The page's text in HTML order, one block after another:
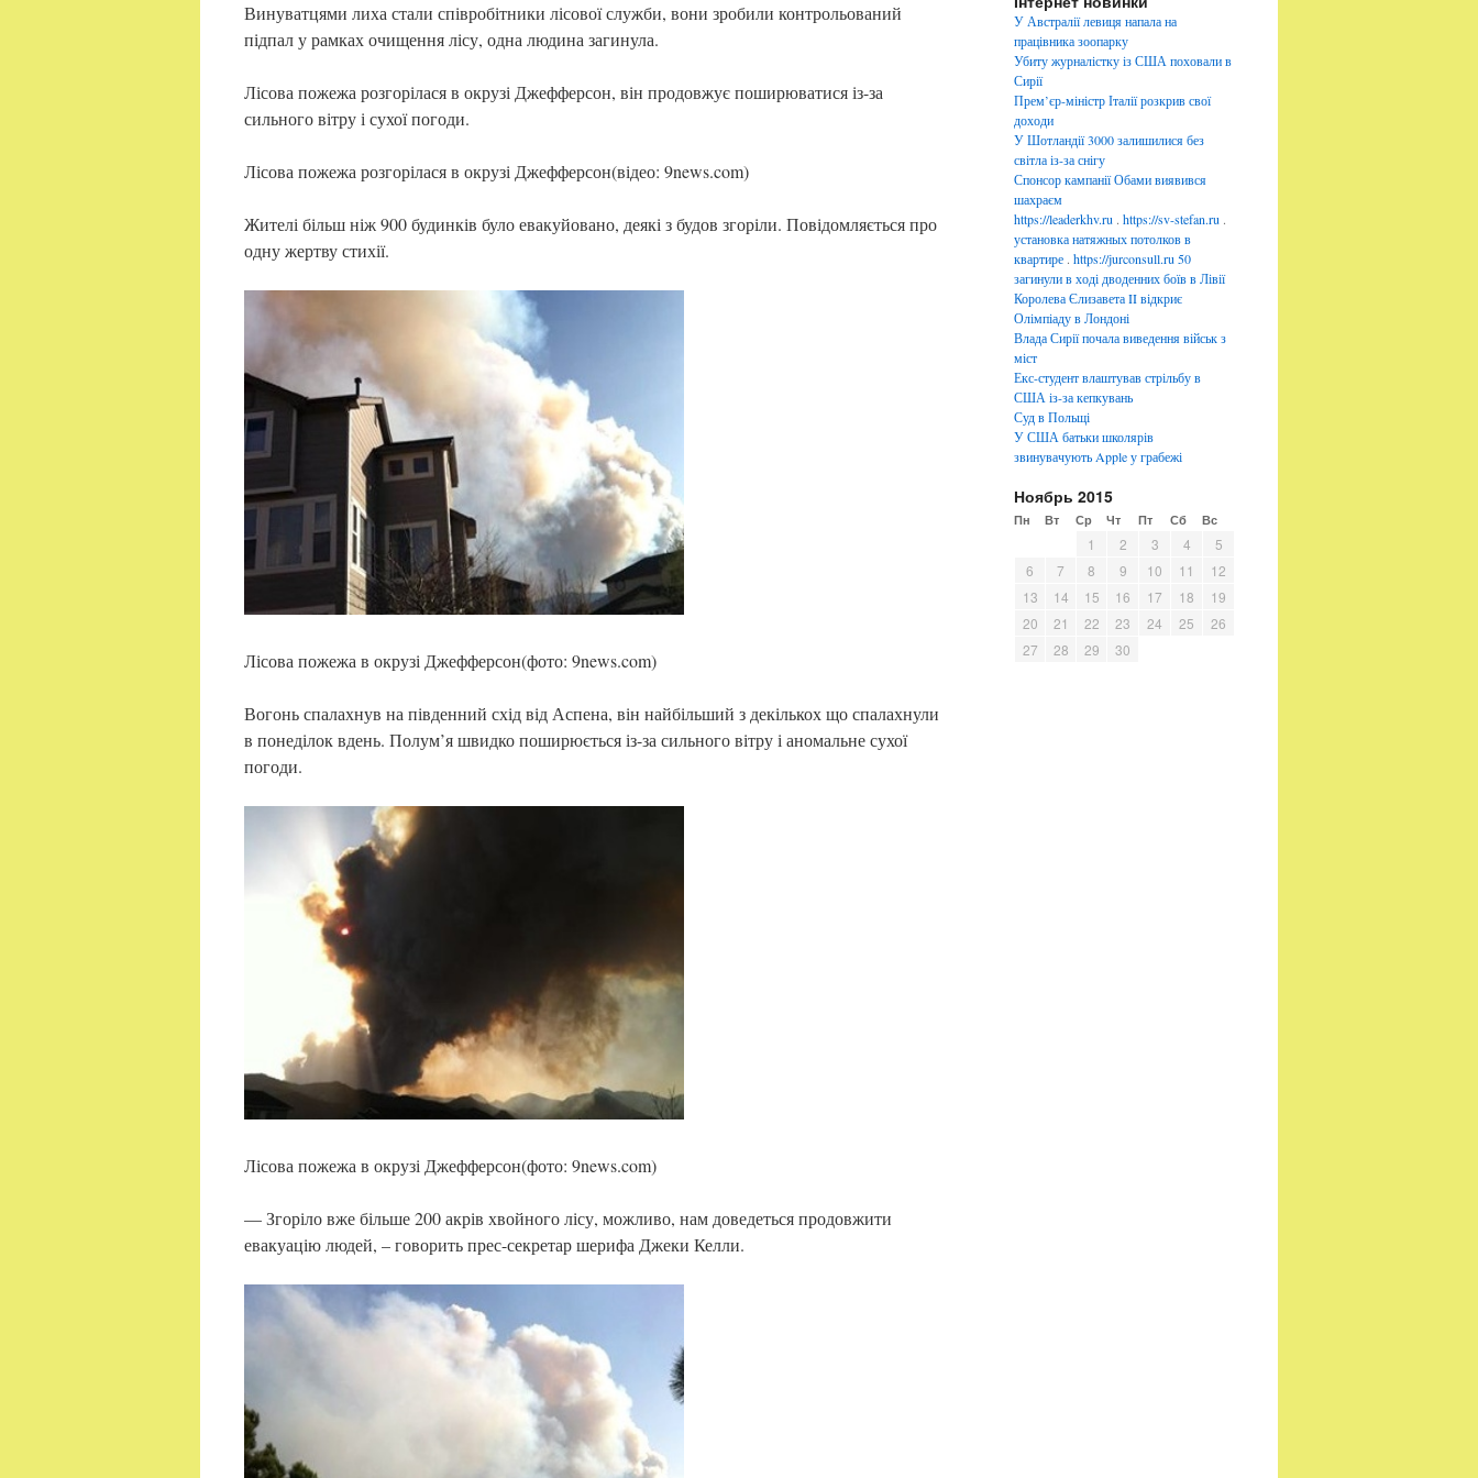
Винуватцями лиха стали співробітники лісової служби, вони зробили контрольований
підпал у рамках очищення лісу, одна людина загинула.
Лісова пожежа розгорілася в окрузі Джефферсон, він продовжує поширюватися із-за
сильного вітру і сухої погоди.
Лісова пожежа розгорілася в окрузі Джефферсон(відео: 9news.com)
Жителі більш ніж 900 будинків було евакуйовано, деякі з будов згоріли. Повідомляється про
одну жертву стихії.
Лісова пожежа в окрузі Джефферсон(фото: 9news.com)
Вогонь спалахнув на південний схід від Аспена, він найбільший з декількох що спалахнули
в понеділок вдень. Полум’я швидко поширюється із-за сильного вітру і аномальне сухої
погоди.
Лісова пожежа в окрузі Джефферсон(фото: 9news.com)
— Згоріло вже більше 200 акрів хвойного лісу, можливо, нам доведеться продовжити
евакуацію людей, – говорить прес-секретар шерифа Джеки Келли.
р
и
к
и
У Австралії левиця напала на
працівника зоопарку
Убиту журналістку із США поховали в
Сирії
Прем’єр-міністр Італії розкрив свої
доходи
У Шотландії 3000 залишилися без
світла із-за снігу
Спонсор кампанії Обами виявився
шахраєм
https://leaderkhv.ru . https://sv-stefan.ru .
установка натяжных потолков в
квартире . https://jurconsull.ru 50
загинули в ході дводенних боїв в Лівії
Королева Єлизавета II відкриє
Олімпіаду в Лондоні
Влада Сирії почала виведення військ з
міст
Екс-студент влаштував стрільбу в
США із-за кепкувань
Суд в Польщі
У США батьки школярів
звинувачують Apple у грабежі
Ноябрь 2015
Пн Вт Ср Чт Пт Сб Вс
1 2 3 4
5
6
7 8 9 10 11
12
13
14 15 16 17 18
19
20
21 22 23 24 25
26
27
28 29 30